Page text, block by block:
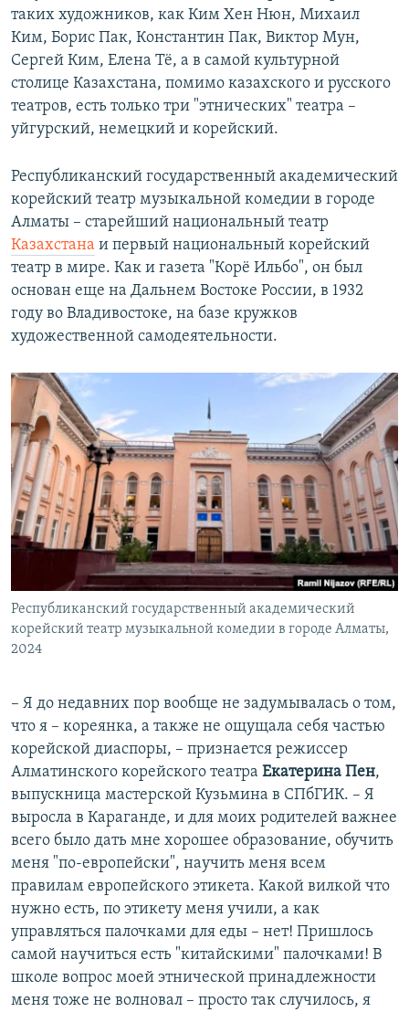
таких художников, как Ким Хен Нюн, Михаил
Ким, Борис Пак, Константин Пак, Виктор Мун,
Сергей Ким, Елена Тё, а в самой культурной
столице Казахстана, помимо казахского и русского
театров, есть только три "этнических" театра –
уйгурский, немецкий и корейский.
Республиканский государственный академический
корейский театр музыкальной комедии в городе
Алматы – старейший национальный театр
Казахстана и первый национальный корейский
театр в мире. Как и газета "Корё Ильбо", он был
основан еще на Дальнем Востоке России, в 1932
году во Владивостоке, на базе кружков
художественной самодеятельности.
Республиканский государственный академический
корейский театр музыкальной комедии в городе Алматы,
2024
– Я до недавних пор вообще не задумывалась о том,
что я – кореянка, а также не ощущала себя частью
корейской диаспоры, – признается режиссер
Алматинского корейского театра Екатерина Пен,
выпускница мастерской Кузьмина в СПбГИК. – Я
выросла в Караганде, и для моих родителей важнее
всего было дать мне хорошее образование, обучить
меня "по-европейски", научить меня всем
правилам европейского этикета. Какой вилкой что
нужно есть, по этикету меня учили, а как
управляться палочками для еды – нет! Пришлось
самой научиться есть "китайскими" палочками! В
школе вопрос моей этнической принадлежности
меня тоже не волновал – просто так случилось, я